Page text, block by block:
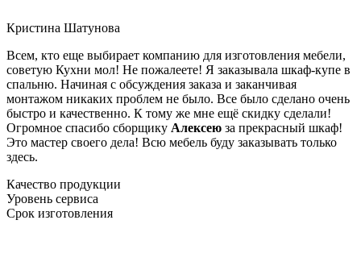
Кристина Шатунова
Всем, кто еще выбирает компанию для изготовления мебели,
советую Кухни мол! Не пожалеете! Я заказывала шкаф-купе в
спальню. Начиная с обсуждения заказа и заканчивая
монтажом никаких проблем не было. Все было сделано очень
быстро и качественно. К тому же мне ещё скидку сделали!
Огромное спасибо сборщику Алексею за прекрасный шкаф!
Это мастер своего дела! Всю мебель буду заказывать только
здесь.
Качество продукции
Уровень сервиса
Срок изготовления